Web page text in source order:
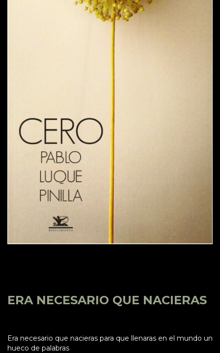
ERA NECESARIO QUE NACIERAS
Era necesario que nacieras para que llenaras en el mundo un
hueco de palabras